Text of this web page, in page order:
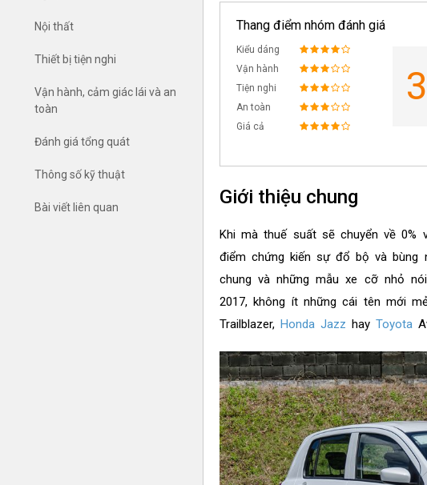
Nội thất
Thiết bị tiện nghi
Vận hành, cảm giác lái và an
toàn
Đánh giá tổng quát
Thông số kỹ thuật
Bài viết liên quan
Thang điểm nhóm đánh giá
Kiểu dáng
Vận hành
Tiện nghi
An toàn
Giá cả
Giới thiệu chung
Khi mà thuế suất sẽ chuyển về
điểm chứng kiến sự đổ bộ và bùng
chung và những mẫu xe cỡ nhỏ
2017, không ít những cái tên mới
Trailblazer, Honda Jazz hay Toyota